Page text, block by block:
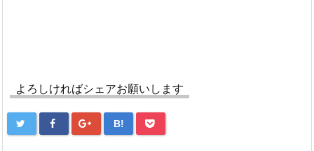
よろしければシェアお願いします
B!